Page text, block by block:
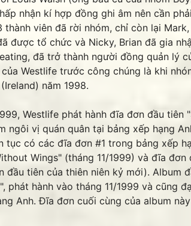
nhận kí hợp đồng ghi âm nên cần
thành viên đã rời nhóm, chỉ còn lại
được tổ chức và Nicky, Brian đã gia
đã trở thành người đồng quản lý
Westlife trước công chúng là khi
năm 1998.
Westlife phát hành đĩa đơn đầu tiên
ngôi vị quán quân tại bảng xếp hạng
tục có các đĩa đơn #1 trong bảng xếp
Wings" (tháng 11/1999) và đĩa đơn
đầu tiên của thiên niên kỷ mới). Album
phát hành vào tháng 11/1999 và cũng
Anh. Đĩa đơn cuối cùng của album